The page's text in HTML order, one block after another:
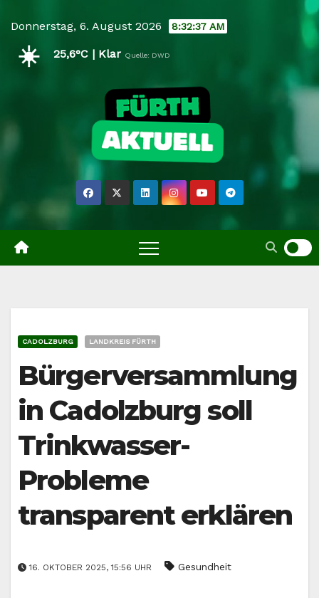
content
Donnerstag, 6. August 2026 8:32:38 AM
☀️ 25,6°C | Klar Quelle: DWD
CADOLZBURG LANDKREIS FÜRTH
Bürgerversammlung
in Cadolzburg soll
Trinkwasser-
Probleme
transparent erklären
16. OKTOBER 2025, 15:56 UHR Gesundheit